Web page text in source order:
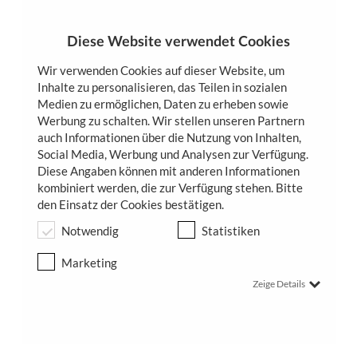
Infuzion
Dank modernster KI-Technologien bietet das Infuzion System eine
ohne Nadeln und somit ohne AusfallzeitenTiefenwirksame
Resultat ein extrem schöner Glow.
Diese Website verwendet Cookies
Wir verwenden Cookies auf dieser Website, um
Inhalte zu personalisieren, das Teilen in sozialen
Medien zu ermöglichen, Daten zu erheben sowie
Werbung zu schalten. Wir stellen unseren Partnern
auch Informationen über die Nutzung von Inhalten,
Social Media, Werbung und Analysen zur Verfügung.
Diese Angaben können mit anderen Informationen
kombiniert werden, die zur Verfügung stehen. Bitte
den Einsatz der Cookies bestätigen.
Notwendig
Statistiken
Marketing
Zeige Details